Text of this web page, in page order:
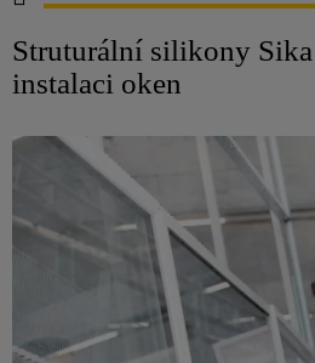
Struturální silikony
instalaci oken